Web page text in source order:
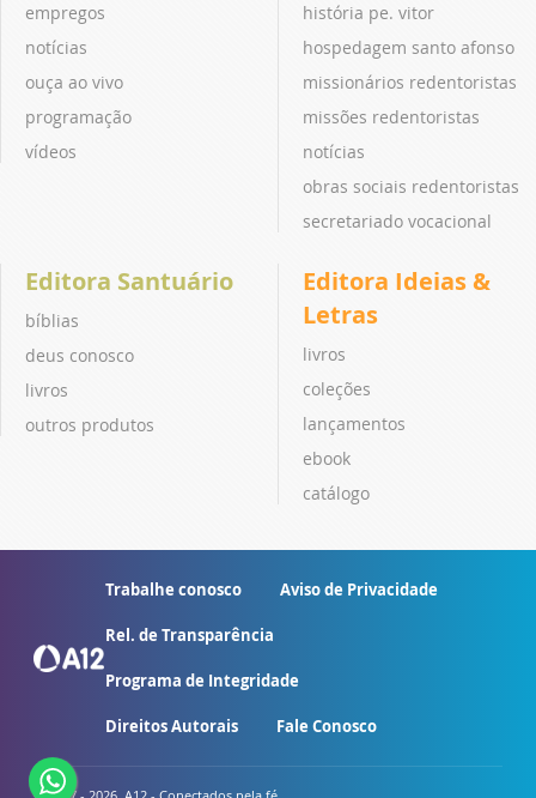
empregos
notícias
ouça ao vivo
programação
vídeos
história pe. vitor
hospedagem santo afonso
missionários redentoristas
missões redentoristas
notícias
obras sociais redentoristas
secretariado vocacional
Editora Santuário
bíblias
deus conosco
livros
outros produtos
Editora Ideias &
Letras
livros
coleções
lançamentos
ebook
catálogo
Trabalhe conosco Aviso de Privacidade
Rel. de Transparência
Programa de Integridade
Direitos Autorais Fale Conosco